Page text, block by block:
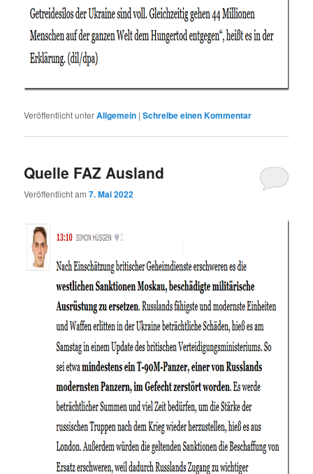
Veröffentlicht unterAllgemein |Schreibe einen Kommentar
Quelle FAZ Ausland
Veröffentlicht am7. Mai 2022